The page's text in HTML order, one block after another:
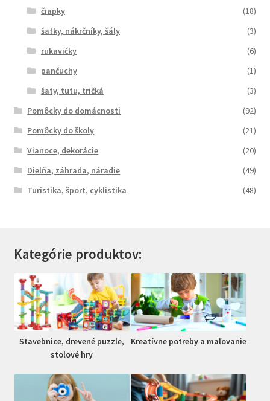
čiapky
(18)
šatky, nákrčníky, šály
(3)
rukavičky
(6)
pančuchy
(1)
šaty, tutu, tričká
(3)
Pomôcky do domácnosti
(92)
Pomôcky do školy
(21)
Vianoce, dekorácie
(20)
Dielňa, záhrada, náradie
(49)
Turistika, šport, cyklistika
(48)
Kategórie produktov:
Stavebnice, drevené puzzle,
stolové hry
Kreatívne potreby a maľovanie